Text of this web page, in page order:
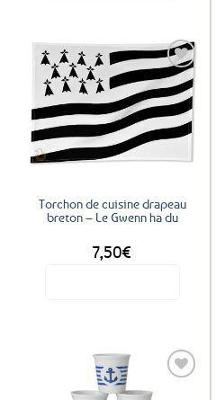
Ajouter
aux
favoris
Torchon de cuisine drapeau
breton – Le Gwenn ha du
7,50€